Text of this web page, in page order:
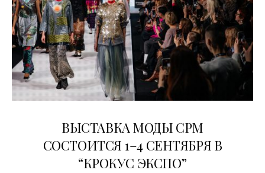
ВЫСТАВКА МОДЫ CPM
СОСТОИТСЯ 1–4 СЕНТЯБРЯ В
“КРОКУС ЭКСПО”